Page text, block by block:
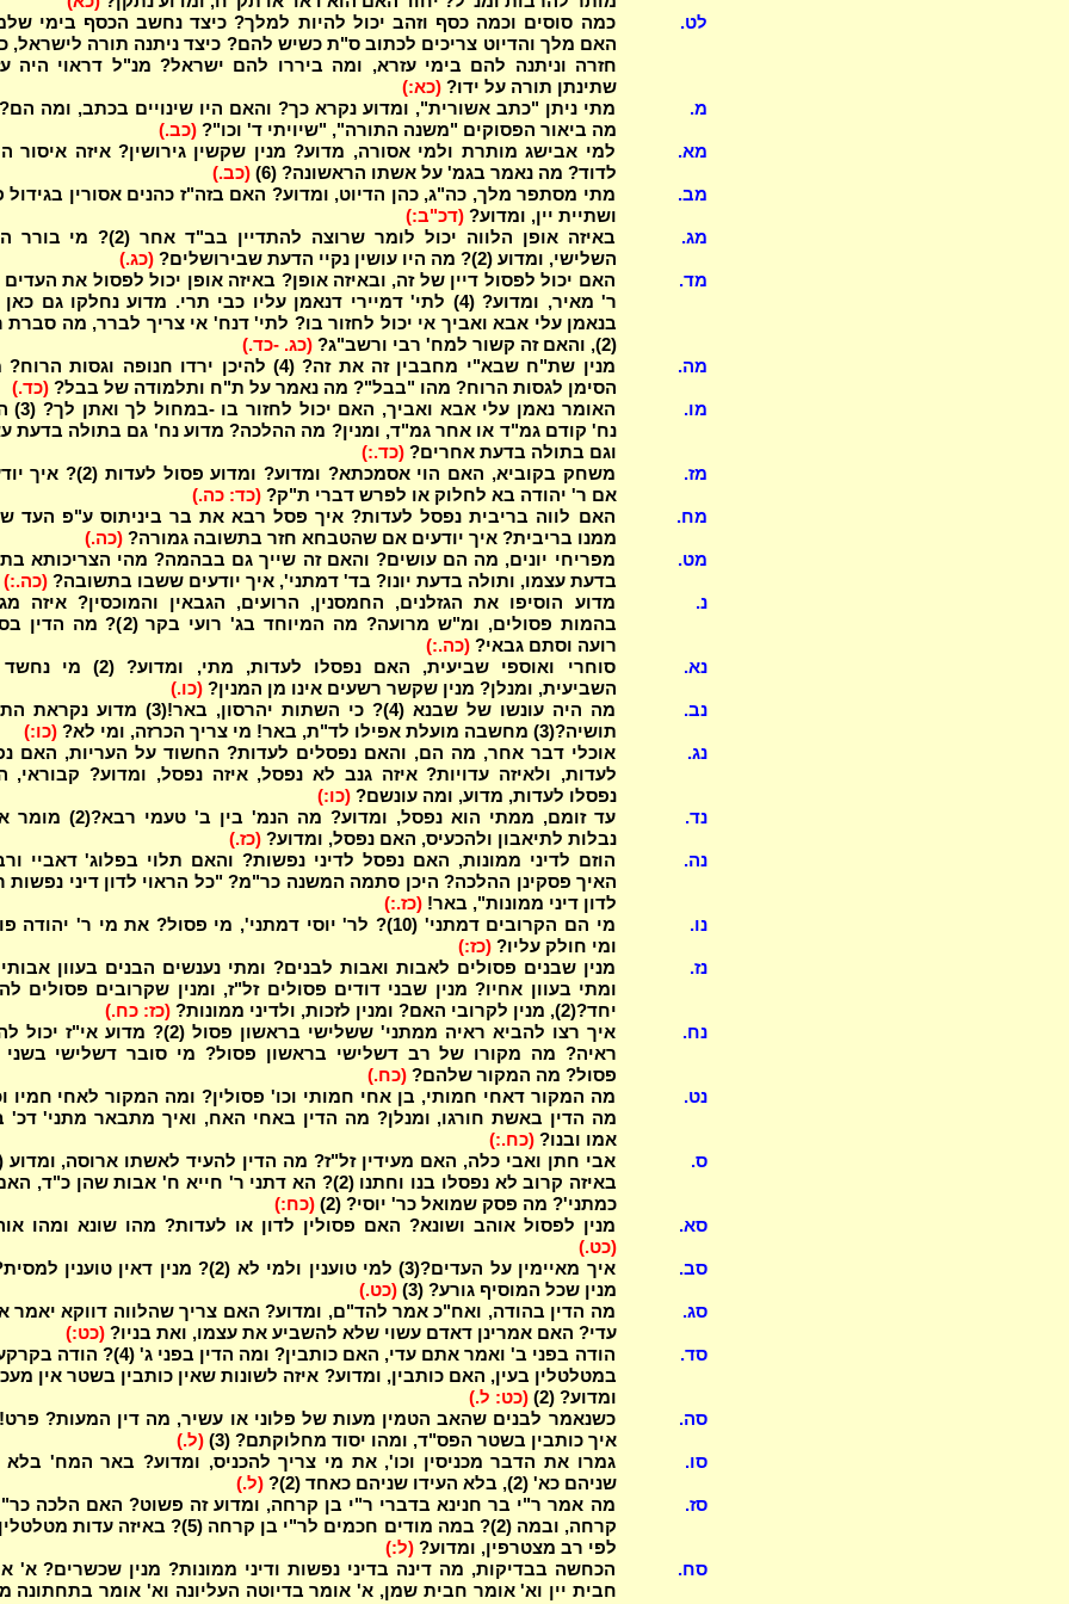
לט.
כמה סוסים וכמה כסף וזהב יכול להיות למלך? כיצד נחשב הכסף בימי
האם מלך והדיוט צריכים לכתוב ס"ת כשיש להם? כיצד ניתנה תורה לישראל,
חזרה וניתנה להם בימי עזרא, ומה ביררו להם ישראל? מנ"ל דראוי היה
שתינתן תורה על ידו? (כא:)
מ.
מה ביאור הפסוקים "משנה התורה", "שיויתי ד' וכו"? (כב.)
מא.
למי אבישג מותרת ולמי אסורה, מדוע? מנין שקשין גירושין? איזה איסור
לדוד? מה נאמר בגמ' על אשתו הראשונה? (6)
(כב.)
מב.
מתי מסתפר מלך, כה"ג, כהן הדיוט, ומדוע? האם בזה"ז כהנים אסורין בגידול
ושתיית יין, ומדוע? (דכ"ב:)
מג.
באיזה אופן הלווה יכול לומר שרוצה להתדיין בב"ד אחר
השלישי, ומדוע (2)? מה היו עושין נקיי הדעת שבירושלים?
(כג.)
מד.
האם יכול לפסול דיין של זה, ובאיזה אופן? באיזה אופן יכול לפסול את העדים
ר' מאיר, ומדוע? (4) לתי' דמיירי דנאמן עליו כבי תרי. מדוע נחלקו גם
בנאמן עלי אבא ואביך אי יכול לחזור בו? לתי' דנח' אי צריך לברר, מה
(2), והאם זה קשור למח' רבי ורשב"ג?
(כג. -כד.)
מה.
מנין שת"ח שבא"י מחבבין זה את זה? (4) להיכן ירדו חנופה וגסות
הסימן לגסות הרוח? מהו "בבל"? מה נאמר על ת"ח ותלמודה של בבל? (כד.)
מו.
האומר נאמן עלי אבא
נח' קודם גמ"ד או אחר גמ"ד, ומנין? מה ההלכה? מדוע נח' גם בתולה בדעת
וגם בתולה בדעת אחרים? (כד.:)
מז.
משחק בקוביא, האם הוי אסמכתא? ומדוע? ומדוע פסול
אם ר' יהודה בא לחלוק או לפרש דברי ת"ק? (כד: כה.)
מח.
האם לווה בריבית נפסל לעדות? איך פסל רבא את בר ביניתוס ע"פ העד
ממנו בריבית? איך יודעים אם שהטבחא חזר בתשובה גמורה? (כה.)
מט.
מפריחי יונים, מה הם עושים? והאם זה שייך גם בבהמה? מהי הצריכותא
בדעת עצמו, ותולה בדעת יונו? בד' דמתני', איך יודעים ששבו בתשובה? (כה.:)
נ.
מדוע הוסיפו את הגזלנים, החמסנין, הרועים, הגבאין והמוכסין? איזה
בהמות פסולים, ומ"ש מרועה? מה המיוחד בג' רועי בקר
רועה וסתם גבאי? (כה.:)
נא.
סוחרי ואוספי שביעית, האם נפסלו לעדות, מתי,
השביעית, ומנלן? מנין שקשר רשעים אינו מן המנין? (כו.)
נב.
מה היה עונשו של שבנא (4)? כי השתות יהרסון, באר!(3) מדוע
תושיה?(3) מחשבה מועלת אפילו לד"ת, באר! מי צריך הכרזה, ומי לא?
(כו:)
נג.
אוכלי דבר אחר, מה הם, והאם נפסלים לעדות? החשוד על העריות, האם
לעדות, ולאיזה עדויות? איזה גנב לא נפסל, איזה נפסל, ומדוע? קבוראי,
נפסלו לעדות, מדוע, ומה עונשם? (כו:)
נד.
עד זומם, ממתי הוא נפסל, ומדוע? מה הנמ' בין ב'
נבלות לתיאבון ולהכעיס, האם נפסל, ומדוע? (כז.)
נה.
הוזם לדיני ממונות, האם נפסל לדיני נפשות? והאם תלוי בפלוג' דאביי
האיך פסקינן ההלכה? היכן סתמה המשנה כר"מ? "כל הראוי לדון דיני נפשות
לדון דיני ממונות", באר! (כז.:)
נו.
מי הם הקרובים דמתני' (10)? לר' יוסי דמתני', מי פסול? את מי ר' יהודה
ומי חולק עליו? (כז:)
נז.
מנין שבנים פסולים לאבות ואבות לבנים? ומתי נענשים הבנים בעוון
ומתי בעוון אחיו? מנין שבני דודים פסולים זל"ז, ומנין שקרובים פסולים
יחד?(2), מנין לקרובי האם? ומנין לזכות, ולדיני ממונות?
(כז: כח.)
נח.
איך רצו להביא ראיה ממתני' ששלישי בראשון פסול (2)? מדוע
ראיה? מה מקורו של רב דשלישי בראשון פסול? מי סובר דשלישי בשני
פסול? מה המקור שלהם? (כח.)
נט.
מה המקור דאחי חמותי, בן אחי חמותי וכו' פסולין? ומה המקור לאחי חמיו
מה הדין באשת חורגו, ומנלן? מה הדין באחי האח, ואיך מתבאר מתני' דכ'
אמו ובנו? (כח.:)
ס.
באיזה קרוב לא נפסלו בנו וחתנו (2)? הא דתני ר' חייא ח' אבות שהן כ"ד,
כמתני'? מה פסק שמואל כר' יוסי? (2)
(כח:)
סא.
מנין לפסול אוהב ושונא? האם פסולין לדון או לעדות? מהו שונא ומהו
(כט.)
סב.
מנין שכל המוסיף גורע? (3)
(כט.)
סג.
מה הדין בהודה, ואח"כ אמר להד"ם, ומדוע? האם צריך שהלווה דווקא יאמר
עדי? האם אמרינן דאדם עשוי שלא להשביע את עצמו, ואת בניו? (כט:)
סד.
הודה בפני ב' ואמר אתם עדי, האם כותבין? ומה הדין בפני ג'
במטלטלין בעין, האם כותבין, ומדוע? איזה לשונות שאין כותבין בשטר אין
ומדוע? (2)
(כט: ל.)
סה.
איך כותבין בשטר הפס"ד, ומהו יסוד מחלוקתם? (3)
(ל.)
סו.
גמרו את הדבר מכניסין וכו', את מי צריך להכניס, ומדוע? באר המח' בלא
שניהם כא' (2), בלא העידו שניהם כאחד (2)?
(ל.)
סז.
מה אמר ר"י בר חנינא בדברי ר"י בן קרחה, ומדוע זה פשוט? האם הלכה
קרחה, ובמה (2)? במה מודים חכמים לר"י בן קרחה (5)? באיזה עדות
לפי רב מצטרפין, ומדוע? (ל:)
סח.
הכחשה בבדיקות, מה דינה בדיני נפשות ודיני ממונות? מנין שכשרים? א'
חבית יין וא' אומר חבית שמן, א' אומר בדיוטה העליונה וא' אומר בתחתונה